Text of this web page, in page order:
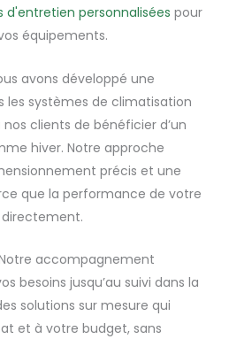
d'entretien personnalisées pour
équipements.
avons développé une
les systèmes de climatisation
clients de bénéficier d’un
hiver. Notre approche
précis et une
que la performance de votre
accompagnement
besoins jusqu’au suivi dans la
solutions sur mesure qui
et à votre budget, sans